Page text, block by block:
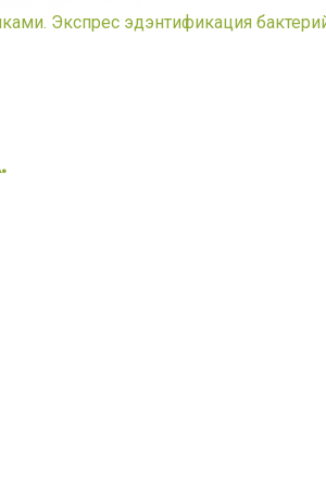
Экспрес эдэнтификация